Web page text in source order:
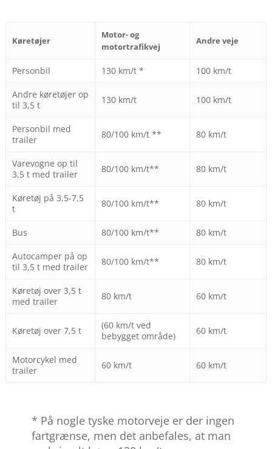
Køretøjer
Motor- og
motortrafikvej
Andre veje
Personbil 130 km/t * 100 km/t
Andre køretøjer op
til 3,5 t
130 km/t 100 km/t
Personbil med
trailer
80/100 km/t ** 80 km/t
Varevogne op til
3,5 t med trailer
80/100 km/t** 80 km/t
Køretøj på 3,5-7,5
t
80/100 km/t** 80 km/t
Bus 80/100 km/t** 80 km/t
Autocamper på op
til 3,5 t med trailer
80/100 km/t** 80 km/t
Køretøj over 3,5 t
med trailer
80 km/t 60 km/t
Køretøj over 7,5 t
(60 km/t ved
bebygget område)
60 km/t
Motorcykel med
trailer
60 km/t 60 km/t
* På nogle tyske motorveje er der ingen
fartgrænse, men det anbefales, at man